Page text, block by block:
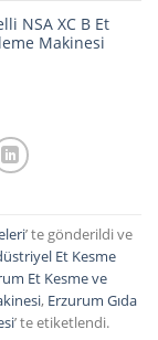
NSA XC B Et
Makinesi
’ te gönderildi ve
Et Kesme
Et Kesme ve
, Erzurum Gıda
’ te etiketlendi.